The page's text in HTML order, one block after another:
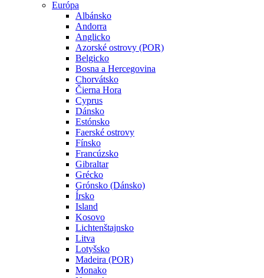
Európa
Albánsko
Andorra
Anglicko
Azorské ostrovy (POR)
Belgicko
Bosna a Hercegovina
Chorvátsko
Čierna Hora
Cyprus
Dánsko
Estónsko
Faerské ostrovy
Fínsko
Francúzsko
Gibraltar
Grécko
Grónsko (Dánsko)
Írsko
Island
Kosovo
Lichtenštajnsko
Litva
Lotyšsko
Madeira (POR)
Monako